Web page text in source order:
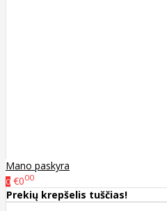
Mano paskyra
0 €000
Prekių krepšelis tuščias!